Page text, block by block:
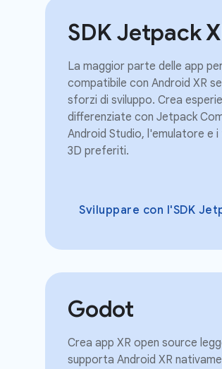
SDK Jetpack
La maggior parte delle app
compatibile con Android XR
sforzi di sviluppo. Crea
differenziate con Jetpack
Android Studio, l'emulatore e
3D preferiti.
Sviluppare con l'SDK
Godot
Crea app XR open source
supporta Android XR